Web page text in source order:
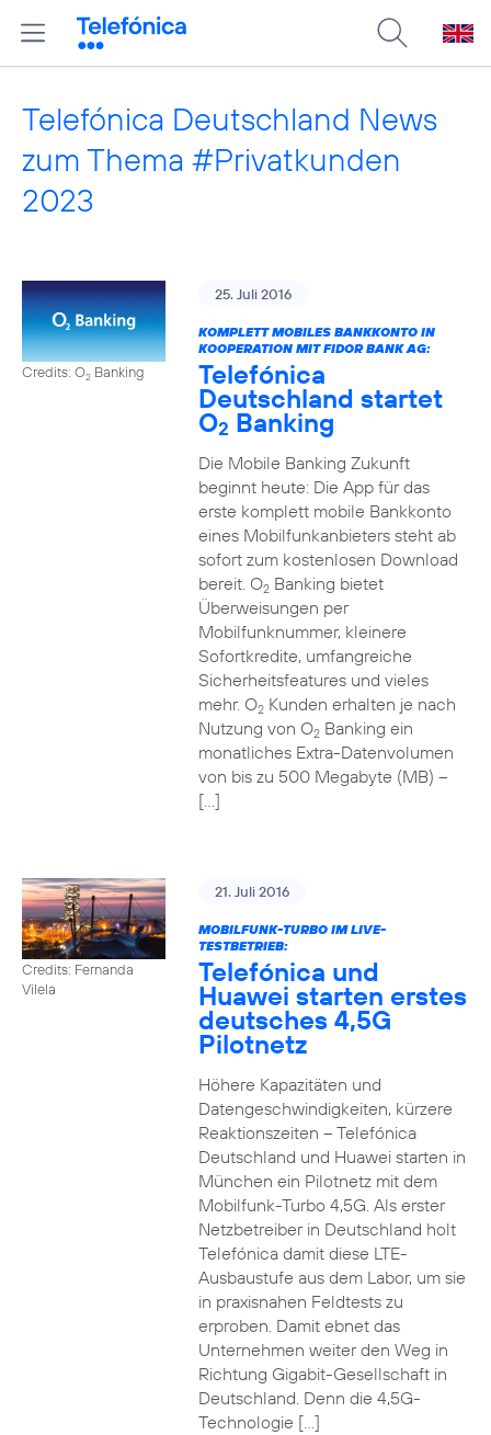
Telefónica Deutschland News
zum Thema #Privatkunden
2023
Credits: O2 Banking
25. Juli 2016
KOMPLETT MOBILES BANKKONTO IN
KOOPERATION MIT FIDOR BANK AG:
Telefónica
Deutschland startet
O2 Banking
Die Mobile Banking Zukunft
beginnt heute: Die App für das
erste komplett mobile Bankkonto
eines Mobilfunkanbieters steht ab
sofort zum kostenlosen Download
bereit. O2Banking bietet
Überweisungen per
Mobilfunknummer, kleinere
Sofortkredite, umfangreiche
Sicherheitsfeatures und vieles
mehr. O2Kunden erhalten je nach
Nutzung von O2Banking ein
monatliches Extra-Datenvolumen
von bis zu 500 Megabyte (MB) –
[…]
Credits: Fernanda
Vilela
21. Juli 2016
MOBILFUNK-TURBO IM LIVE-
TESTBETRIEB:
Telefónica und
Huawei starten erstes
deutsches 4,5G
Pilotnetz
Höhere Kapazitäten und
Datengeschwindigkeiten, kürzere
Reaktionszeiten – Telefónica
Deutschland und Huawei starten in
München ein Pilotnetz mit dem
Mobilfunk-Turbo 4,5G. Als erster
Netzbetreiber in Deutschland holt
Telefónica damit diese LTE-
Ausbaustufe aus dem Labor, um sie
in praxisnahen Feldtests zu
erproben. Damit ebnet das
Unternehmen weiter den Weg in
Richtung Gigabit-Gesellschaft in
Deutschland. Denn die 4,5G-
Technologie […]